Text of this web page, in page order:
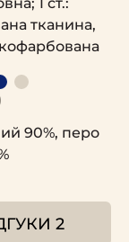
тканина,
90%, перо
2